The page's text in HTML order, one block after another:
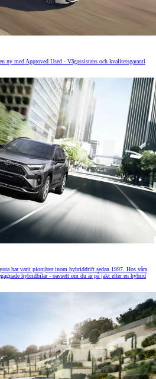
ny med Approved Used - Vägassistans och kvalitetsgaranti
har varit pionjärer inom hybriddrift sedan 1997. Hos våra
hybridbilar - oavsett om du är på jakt efter en hybrid